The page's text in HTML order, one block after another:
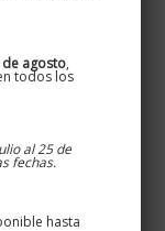
agosto,
todos los
al 25 de
fechas.
hasta